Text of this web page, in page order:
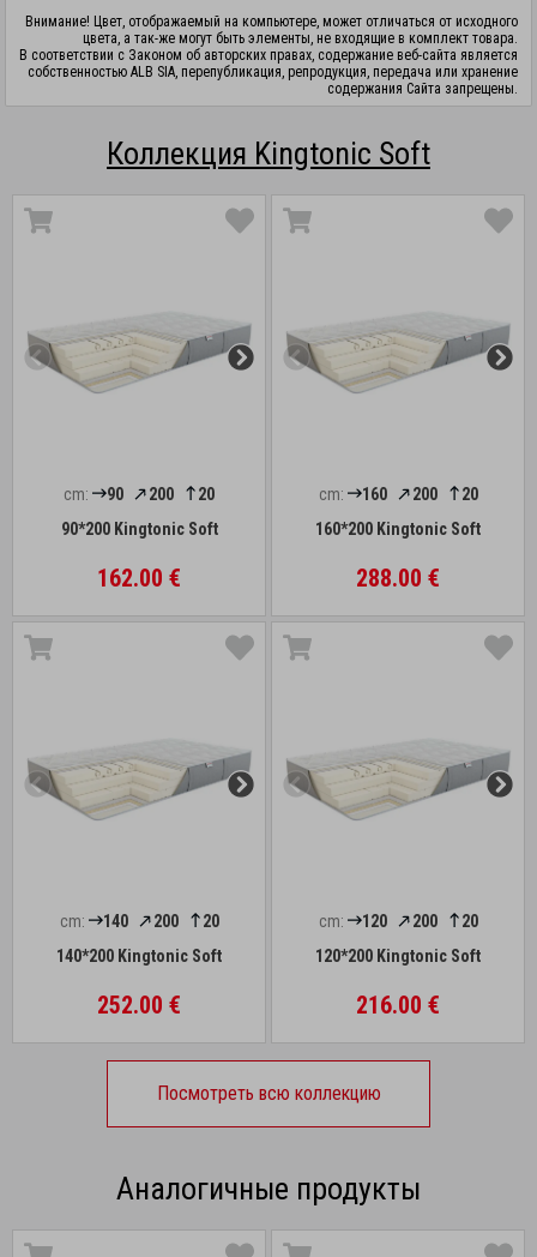
Внимание! Цвет, отображаемый на компьютере, может отличаться от исходного
цвета, а так-же могут быть элементы, не входящие в комплект товара.
В соответствии с Законом об авторских правах, содержание веб-сайта является
собственностью ALB SIA, перепубликация, репродукция, передача или хранение
содержания Сайта запрещены.
Коллекция Kingtonic Soft
cm: 90 200
20
90*200 Kingtonic Soft
162.00 €
cm: 160 200
20
160*200 Kingtonic Soft
288.00 €
cm: 140 200
20
140*200 Kingtonic Soft
252.00 €
cm: 120 200
20
120*200 Kingtonic Soft
216.00 €
Посмотреть всю коллекцию
Аналогичные продукты